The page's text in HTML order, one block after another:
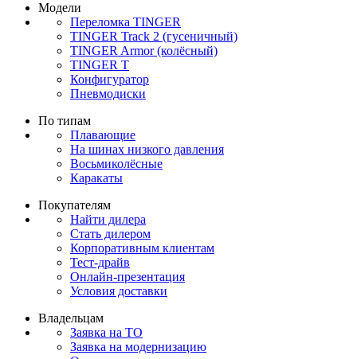
Модели
Переломка TINGER
TINGER Track 2 (гусеничный)
TINGER Armor (колёсный)
TINGER T
Конфигуратор
Пневмодиски
По типам
Плавающие
На шинах низкого давления
Восьмиколёсные
Каракаты
Покупателям
Найти дилера
Стать дилером
Корпоративным клиентам
Тест-драйв
Онлайн-презентация
Условия доставки
Владельцам
Заявка на ТО
Заявка на модернизацию